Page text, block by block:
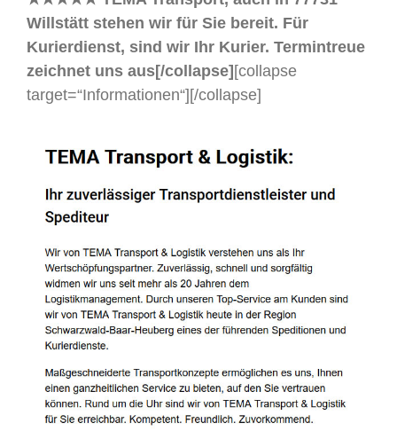
Willstätt stehen wir für Sie bereit. Für
Kurierdienst, sind wir Ihr Kurier. Termintreue
zeichnet uns aus[/collapse] [collapse
target=“Informationen“] [/collapse]